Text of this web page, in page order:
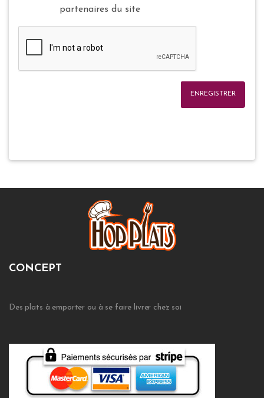
partenaires du site
ENREGISTRER
CONCEPT
Des plats à emporter ou à se faire livrer chez soi